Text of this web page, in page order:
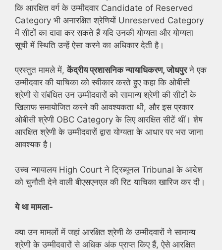
कि आरक्षित वर्ग के उम्मीदवार Candidate of Reserved
Category भी अनारक्षित श्रेणियों Unreserved Category
में सीटों का दावा कर सकते हैं यदि उनकी योग्यता और योग्यता
सूची में स्थिति उन्हें ऐसा करने का अधिकार देती है।
प्रस्तुत मामले में,केंद्रीय प्रशासनिक न्यायाधिकरण, जोधपुरने एक
उम्मीदवार की याचिका को स्वीकार करते हुए कहा कि ओबीसी
श्रेणी से संबंधित उन उम्मीदवारों को सामान्य श्रेणी की सीटों के
खिलाफ समायोजित करने की आवश्यकता थी, और इस प्रकार
ओबीसी श्रेणी OBC Category के लिए आरक्षित सीटें थीं। शेष
आरक्षित श्रेणी के उम्मीदवारों द्वारा योग्यता के आधार पर भरा जाना
आवश्यक है।
उच्च न्यायालय High Court ने ट्रिब्यूनल Tribunal के आदेश
को चुनौती देने वाली बीएसएनएल की रिट याचिका खारिज कर दी।
ये था मामला-
क्या उन मामलों में जहां आरक्षित श्रेणी के उम्मीदवारों ने सामान्य
श्रेणी के उम्मीदवारों से अधिक अंक प्राप्त किए हैं, ऐसे आरक्षित